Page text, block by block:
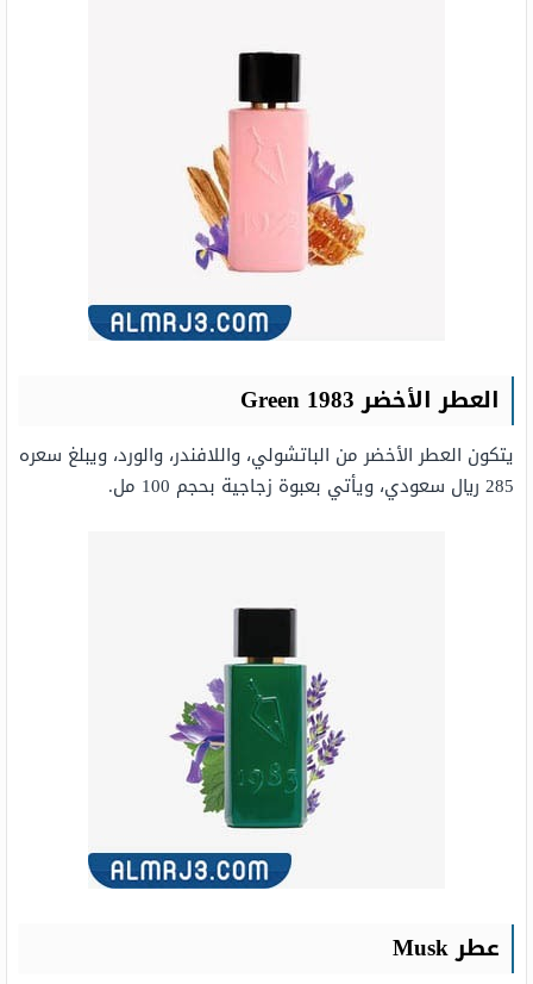
العطر الأخضرGreen 1983
يتكون العطر الأخضر من الباتشولي، واللافندر، والورد، ويبلغ سعره
285 ريال سعودي، ويأتي بعبوة زجاجية بحجم 100 مل.
عطرMusk